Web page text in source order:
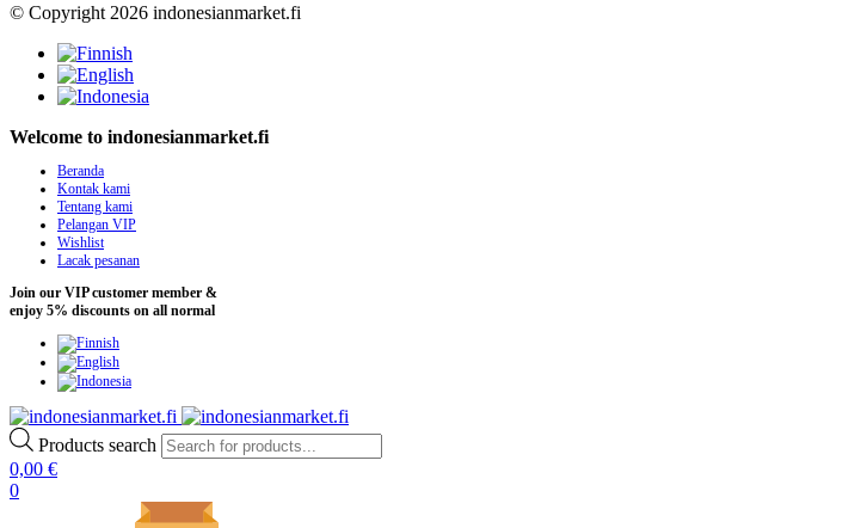
© Copyright 2026 indonesianmarket.fi
Welcome to indonesianmarket.fi
Beranda
Kontak kami
Tentang kami
Pelangan VIP
Wishlist
Lacak pesanan
Join our VIP customer member &
enjoy 5% discounts on all normal
Products search
0,00 €
0